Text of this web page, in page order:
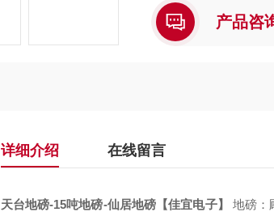
产品咨
详细介绍 在线留言
天台地磅-15吨地磅-仙居地磅【佳宜电子】 地磅：